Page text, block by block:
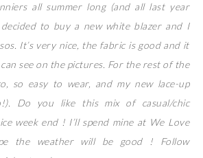
all summer long (and all last year
to buy a new white blazer and I
It’s very nice, the fabric is good and it
see on the pictures. For the rest of the
so easy to wear, and my new lace-up
Do you like this mix of casual/chic
week end ! I’ll spend mine at We Love
the weather will be good ! Follow